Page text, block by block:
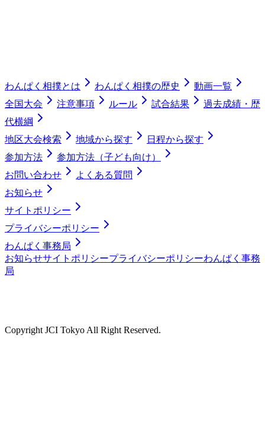
わんぱく相撲とは わんぱく相撲の歴史
動画一覧
全国大会
注意事項 ルール 試合結果
過去成績・歴
代横綱
地区大会検索
地域から探す
日程から探す
参加方法
参加方法（子ども向け）
お問い合わせ
よくある質問
お知らせ
サイトポリシー
プライバシーポリシー
わんぱく事務局
お知らせサイトポリシープライバシーポリシーわんぱく事務
局
Copyright JCI Tokyo All Right Reserved.